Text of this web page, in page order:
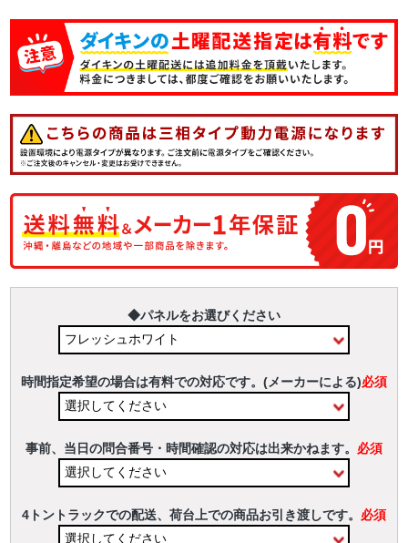
◆パネルをお選びください
時間指定希望の場合は有料での対応です。(メーカーによる)必須
事前、当日の問合番号・時間確認の対応は出来かねます。 必須
4トントラックでの配送、荷台上での商品お引き渡しです。 必須